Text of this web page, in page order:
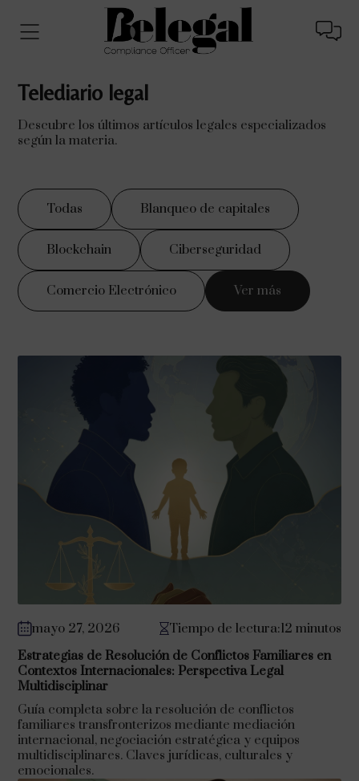
Telediario legal
Descubre los últimos artículos legales especializados
según la materia.
Todas Blanqueo de capitales
Blockchain Ciberseguridad
Comercio Electrónico Ver más
mayo 27, 2026
Tiempo de lectura:12 minutos
Estrategias de Resolución de Conflictos Familiares en
Contextos Internacionales: Perspectiva Legal
Multidisciplinar
Guía completa sobre la resolución de conflictos
familiares transfronterizos mediante mediación
internacional, negociación estratégica y equipos
multidisciplinares. Claves jurídicas, culturales y
emocionales.